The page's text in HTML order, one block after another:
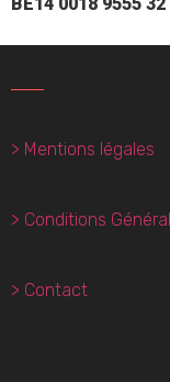
BE14 0018 9555
> Mentions légales
> Conditions
> Contact